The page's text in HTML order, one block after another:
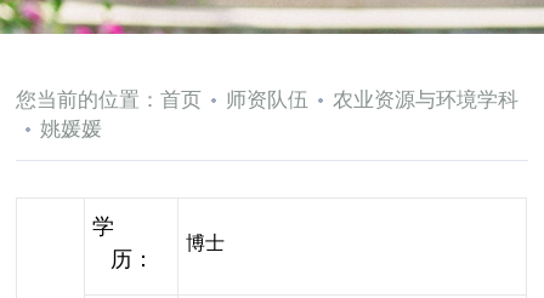
您当前的位置：首页 师资队伍
农业资源与环境学科
姚媛媛
学
历：
博士